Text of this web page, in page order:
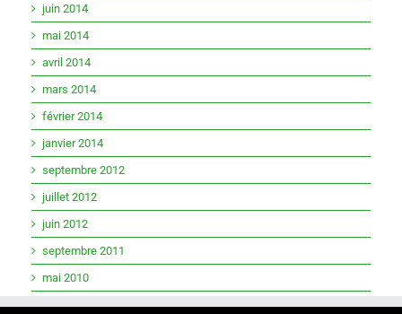
juin 2014
mai 2014
avril 2014
mars 2014
février 2014
janvier 2014
septembre 2012
juillet 2012
juin 2012
septembre 2011
mai 2010